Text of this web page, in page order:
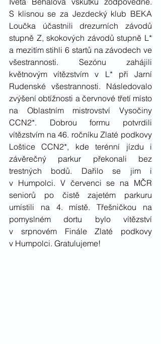
S klisnou se za Jezdecký klub BEKA
Loučka účastnili drezurních závodů
stupně Z, skokových závodů stupně L*
a mezitím stihli 6 startů na závodech ve
všestrannosti. Sezónu zahájili
květnovým vítězstvím v L* při Jarní
Rudenské všestrannosti. Následovalo
zvýšení obtížnosti a červnové třetí místo
na Oblastním mistrovství Vysočiny
CCN2*. Dobrou formu potvrdili
vítězstvím na 46. ročníku Zlaté podkovy
Loštice CCN2*, kde terénní jízdu i
závěrečný parkur překonali bez
trestných bodů. Dařilo se jim i
v Humpolci. V červenci se na MČR
seniorů po čistě zajetém parkuru
umístili na 4. místě. Třešničkou na
pomyslném dortu bylo vítězství
v srpnovém Finále Zlaté podkovy
v Humpolci. Gratulujeme!